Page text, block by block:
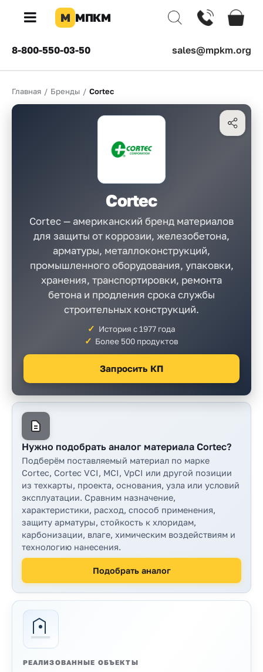
×
КОМПАНИЯ
товаров
Бренды
Прайс-
Проектировщикам
Контакты
8
800
550-
03-
50
sales@mpkm.org
М МПКМ
8-800-550-03-50 sales@mpkm.org
Главная / Бренды / Cortec
Cortec
Cortec — американский бренд материалов
для защиты от коррозии, железобетона,
арматуры, металлоконструкций,
промышленного оборудования, упаковки,
хранения, транспортировки, ремонта
бетона и продления срока службы
строительных конструкций.
История с 1977 года
Более 500 продуктов
Запросить КП
Нужно подобрать аналог материала Cortec?
Подберём поставляемый материал по марке
Cortec, Cortec VCI, MCI, VpCI или другой позиции
из техкарты, проекта, основания, узла или условий
эксплуатации. Сравним назначение,
характеристики, расход, способ применения,
защиту арматуры, стойкость к хлоридам,
карбонизации, влаге, химическим воздействиям и
технологию нанесения.
Подобрать аналог
РЕАЛИЗОВАННЫЕ ОБЪЕКТЫ